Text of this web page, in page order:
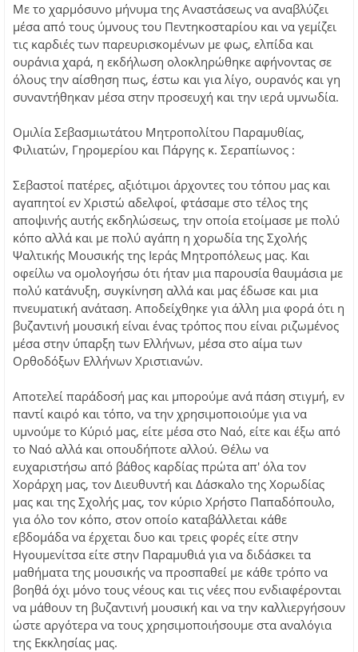
Με το χαρμόσυνο μήνυμα της Αναστάσεως να αναβλύζει
μέσα από τους ύμνους του Πεντηκοσταρίου και να γεμίζει
τις καρδιές των παρευρισκομένων με φως, ελπίδα και
ουράνια χαρά, η εκδήλωση ολοκληρώθηκε αφήνοντας σε
όλους την αίσθηση πως, έστω και για λίγο, ουρανός και γη
συναντήθηκαν μέσα στην προσευχή και την ιερά υμνωδία.
Ομιλία Σεβασμιωτάτου Μητροπολίτου Παραμυθίας,
Φιλιατών, Γηρομερίου και Πάργης κ. Σεραπίωνος :
Σεβαστοί πατέρες, αξιότιμοι άρχοντες του τόπου μας και
αγαπητοί εν Χριστώ αδελφοί, φτάσαμε στο τέλος της
αποψινής αυτής εκδηλώσεως, την οποία ετοίμασε με πολύ
κόπο αλλά και με πολύ αγάπη η χορωδία της Σχολής
Ψαλτικής Μουσικής της Ιεράς Μητροπόλεως μας. Και
οφείλω να ομολογήσω ότι ήταν μια παρουσία θαυμάσια με
πολύ κατάνυξη, συγκίνηση αλλά και μας έδωσε και μια
πνευματική ανάταση. Αποδείχθηκε για άλλη μια φορά ότι η
βυζαντινή μουσική είναι ένας τρόπος που είναι ριζωμένος
μέσα στην ύπαρξη των Ελλήνων, μέσα στο αίμα των
Ορθοδόξων Ελλήνων Χριστιανών.
Αποτελεί παράδοσή μας και μπορούμε ανά πάση στιγμή, εν
παντί καιρό και τόπο, να την χρησιμοποιούμε για να
υμνούμε το Κύριό μας, είτε μέσα στο Ναό, είτε και έξω από
το Ναό αλλά και οπουδήποτε αλλού. Θέλω να
ευχαριστήσω από βάθος καρδίας πρώτα απ' όλα τον
Χοράρχη μας, τον Διευθυντή και Δάσκαλο της Χορωδίας
μας και της Σχολής μας, τον κύριο Χρήστο Παπαδόπουλο,
για όλο τον κόπο, στον οποίο καταβάλλεται κάθε
εβδομάδα να έρχεται δυο και τρεις φορές είτε στην
Ηγουμενίτσα είτε στην Παραμυθιά για να διδάσκει τα
μαθήματα της μουσικής να προσπαθεί με κάθε τρόπο να
βοηθά όχι μόνο τους νέους και τις νέες που ενδιαφέρονται
να μάθουν τη βυζαντινή μουσική και να την καλλιεργήσουν
ώστε αργότερα να τους χρησιμοποιήσουμε στα αναλόγια
της Εκκλησίας μας.